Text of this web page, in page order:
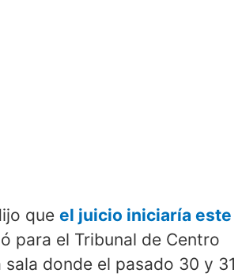
que el juicio iniciaría este
para el Tribunal de Centro
donde el pasado 30 y 31